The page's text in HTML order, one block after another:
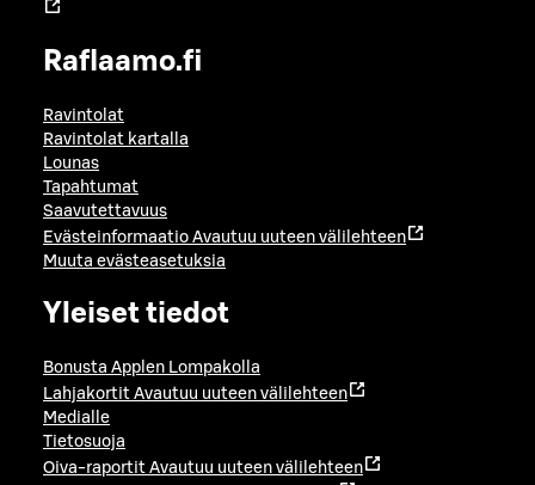
Raflaamo.fi
Ravintolat
Ravintolat kartalla
Lounas
Tapahtumat
Saavutettavuus
Evästeinformaatio Avautuu uuteen välilehteen
Muuta evästeasetuksia
Yleiset tiedot
Bonusta Applen Lompakolla
Lahjakortit Avautuu uuteen välilehteen
Medialle
Tietosuoja
Oiva-raportit Avautuu uuteen välilehteen